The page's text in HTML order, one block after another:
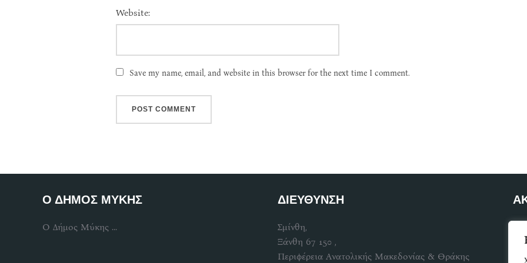
Website:
Save my name, email, and website in this browser for the next time I comment.
Ο ΔΗΜΟΣ ΜΥΚΗΣ
Ο Δήμος Μύκης ...
ΔΙΕΥΘΥΝΣΗ
Σμίνθη,
Ξάνθη 67 150 ,
Περιφέρεια Ανατολικής Μακεδονίας & Θράκης